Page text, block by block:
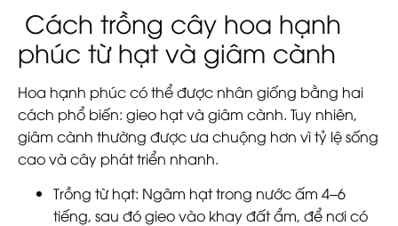
Cách trồng cây hoa hạnh
phúc từ hạt và giâm cành
Hoa hạnh phúc có thể được nhân giống bằng hai
cách phổ biến: gieo hạt và giâm cành. Tuy nhiên,
giâm cành thường được ưa chuộng hơn vì tỷ lệ sống
cao và cây phát triển nhanh.
Trồng từ hạt: Ngâm hạt trong nước ấm 4–6
tiếng, sau đó gieo vào khay đất ẩm, để nơi có